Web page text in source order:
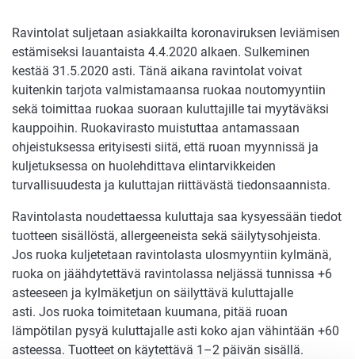
Ravintolat suljetaan asiakkailta koronaviruksen leviämisen
estämiseksi lauantaista 4.4.2020 alkaen. Sulkeminen
kestää 31.5.2020 asti. Tänä aikana ravintolat voivat
kuitenkin tarjota valmistamaansa ruokaa noutomyyntiin
sekä toimittaa ruokaa suoraan kuluttajille tai myytäväksi
kauppoihin. Ruokavirasto muistuttaa antamassaan
ohjeistuksessa erityisesti siitä, että ruoan myynnissä ja
kuljetuksessa on huolehdittava elintarvikkeiden
turvallisuudesta ja kuluttajan riittävästä tiedonsaannista.
Ravintolasta noudettaessa kuluttaja saa kysyessään tiedot
tuotteen sisällöstä, allergeeneista sekä säilytysohjeista.
Jos ruoka kuljetetaan ravintolasta ulosmyyntiin kylmänä,
ruoka on jäähdytettävä ravintolassa neljässä tunnissa +6
asteeseen ja kylmäketjun on säilyttävä kuluttajalle
asti. Jos ruoka toimitetaan kuumana, pitää ruoan
lämpötilan pysyä kuluttajalle asti koko ajan vähintään +60
asteessa. Tuotteet on käytettävä 1–2 päivän sisällä.